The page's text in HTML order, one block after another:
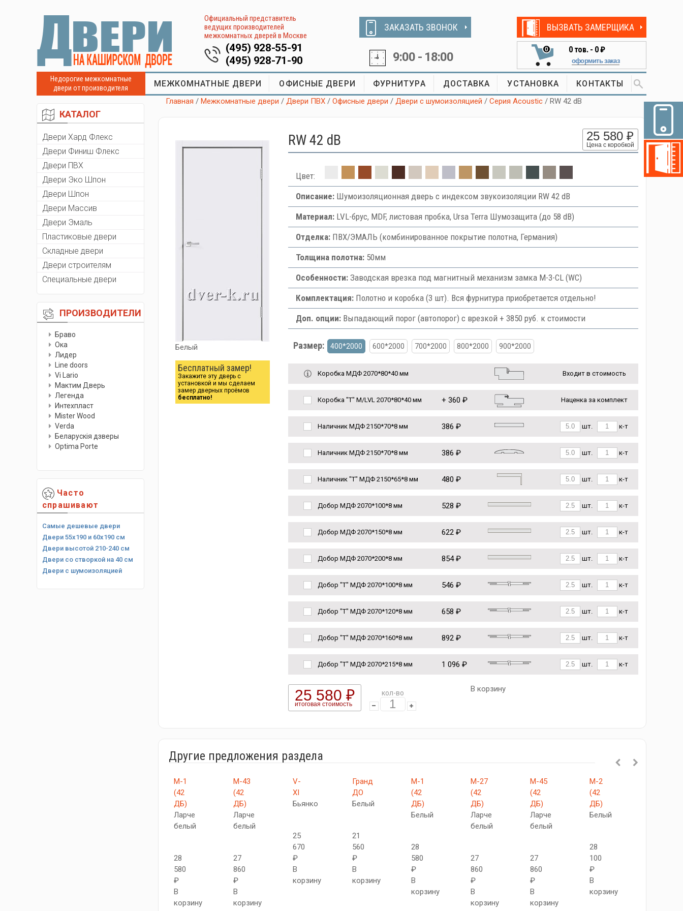
Официальный представитель
ведущих производителей
межкомнатных дверей в Москве
(495) 928-55-91
(495) 928-71-90
ЗАКАЗАТЬ ЗВОНОК
9:00 - 18:00
ВЫЗВАТЬ ЗАМЕРЩИКА
0 0тов. - 0 ₽
оформить заказ
Недорогие межкомнатные
двери от производителя
МЕЖКОМНАТНЫЕ ДВЕРИ ОФИСНЫЕ ДВЕРИ ФУРНИТУРА ДОСТАВКА УСТАНОВКА КОНТАКТЫ
КАТАЛОГ
Двери Хард Флекс
Двери Финиш Флекс
Двери ПВХ
Двери Эко Шпон
Двери Шпон
Двери Массив
Двери Эмаль
Пластиковые двери
Складные двери
Двери строителям
Специальные двери
ПРОИЗВОДИТЕЛИ
Браво
Ока
Лидер
Line doors
Vi Lario
Мактим Дверь
Легенда
Интехпласт
Мister Wood
Verda
Беларускiя дзверы
Optima Porte
Часто
спрашивают
Самые дешевые двери
Двери 55х190 и 60х190 см
Двери высотой 210-240 см
Двери со створкой на 40 см
Двери с шумоизоляцией
Главная /Межкомнатные двери /Двери ПВХ /Офисные двери /Двери с шумоизоляцией /Серия Acoustic / RW 42 dB
Белый
Бесплатный замер!
Закажите эту дверь с
установкой и мы сделаем
замер дверных проёмов
бесплатно!
RW 42 dB 25 580 ₽
Цена с коробкой
Цвет:
Описание:Шумоизоляционная дверь с индексом звукоизоляции RW 42 dB
Материал:LVL-брус, MDF, листовая пробка, Ursa Terra Шумозащита (до 58 dB)
Отделка:ПВХ/ЭМАЛЬ (комбинированное покрытие полотна, Германия)
Толщина полотна:50мм
Особенности:Заводская врезка под магнитный механизм замка M-3-CL (WC)
Комплектация:Полотно и коробка (3 шт). Вся фурнитура приобретается отдельно!
Доп. опции:Выпадающий порог (автопорог) с врезкой + 3850 руб. к стоимости
Размер: 400*2000 600*2000 700*2000 800*2000 900*2000
Коробка МДФ 2070*80*40 мм Входит в стоимость
Коробка "Т" M/LVL 2070*80*40 мм + 360 ₽ Наценка за комплект
Наличник МДФ 2150*70*8 мм 386 ₽ шт. к-т
Наличник МДФ 2150*70*8 мм 386 ₽ шт. к-т
Наличник "Т" МДФ 2150*65*8 мм 480 ₽ шт. к-т
Добор МДФ 2070*100*8 мм 528 ₽ шт. к-т
Добор МДФ 2070*150*8 мм 622 ₽ шт. к-т
Добор МДФ 2070*200*8 мм 854 ₽ шт. к-т
Добор "Т" МДФ 2070*100*8 мм 546 ₽ шт. к-т
Добор "Т" МДФ 2070*120*8 мм 658 ₽ шт. к-т
Добор "Т" МДФ 2070*160*8 мм 892 ₽ шт. к-т
Добор "Т" МДФ 2070*215*8 мм 1 096 ₽ шт. к-т
25 580 ₽
итоговая стоимость
кол-во В корзину
Другие предложения раздела
М-1
(42
ДБ)
Ларче
белый
28
580
₽
В
корзину
М-43
(42
ДБ)
Ларче
белый
27
860
₽
В
корзину
V-
XI
Бьянко
25
670
₽
В
корзину
Гранд
ДО
Белый
21
560
₽
В
корзину
М-1
(42
ДБ)
Белый
28
580
₽
В
корзину
М-27
(42
ДБ)
Ларче
белый
27
860
₽
В
корзину
М-45
(42
ДБ)
Ларче
белый
27
860
₽
В
корзину
М-2
(42
ДБ)
Белый
28
100
₽
В
корзину